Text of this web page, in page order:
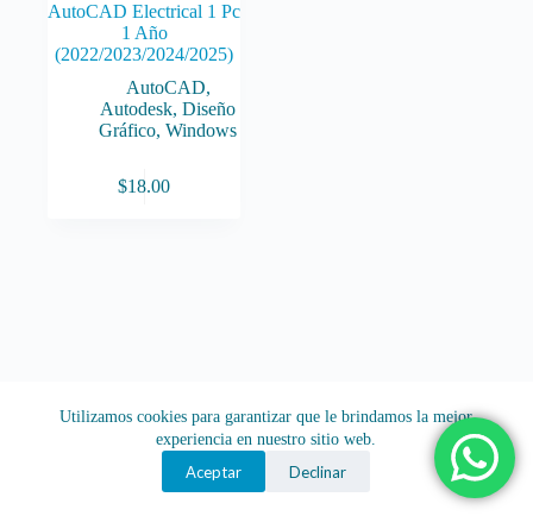
Utilizamos cookies para garantizar que le brindamos la mejor
experiencia en nuestro sitio web.
Aceptar Declinar
AutoCAD Electrical 1 Pc
1 Año
(2022/2023/2024/2025)
AutoCAD,
Autodesk,Diseño
Gráfico,Windows
$18.00